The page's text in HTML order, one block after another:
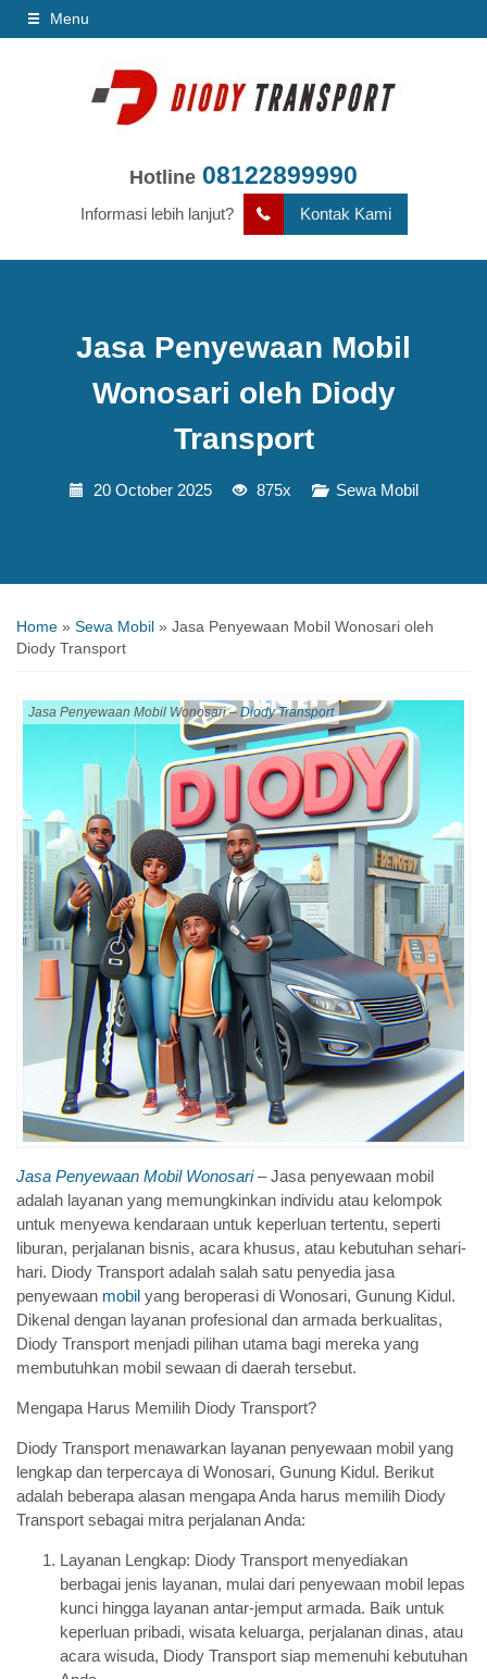
Menu
Hotline 08122899990
Informasi lebih lanjut? Kontak Kami
Jasa Penyewaan Mobil
Wonosari oleh Diody
Transport
20 October 2025 875x Sewa Mobil
Home » Sewa Mobil » Jasa Penyewaan Mobil Wonosari oleh
Diody Transport
Jasa Penyewaan Mobil Wonosari –Diody Transport
Jasa Penyewaan Mobil Wonosari– Jasa penyewaan mobil
adalah layanan yang memungkinkan individu atau kelompok
untuk menyewa kendaraan untuk keperluan tertentu, seperti
liburan, perjalanan bisnis, acara khusus, atau kebutuhan sehari-
hari. Diody Transport adalah salah satu penyedia jasa
penyewaan mobil yang beroperasi di Wonosari, Gunung Kidul.
Dikenal dengan layanan profesional dan armada berkualitas,
Diody Transport menjadi pilihan utama bagi mereka yang
membutuhkan mobil sewaan di daerah tersebut.
Mengapa Harus Memilih Diody Transport?
Diody Transport menawarkan layanan penyewaan mobil yang
lengkap dan terpercaya di Wonosari, Gunung Kidul. Berikut
adalah beberapa alasan mengapa Anda harus memilih Diody
Transport sebagai mitra perjalanan Anda:
Layanan Lengkap: Diody Transport menyediakan
berbagai jenis layanan, mulai dari penyewaan mobil lepas
kunci hingga layanan antar-jemput armada. Baik untuk
keperluan pribadi, wisata keluarga, perjalanan dinas, atau
acara wisuda, Diody Transport siap memenuhi kebutuhan